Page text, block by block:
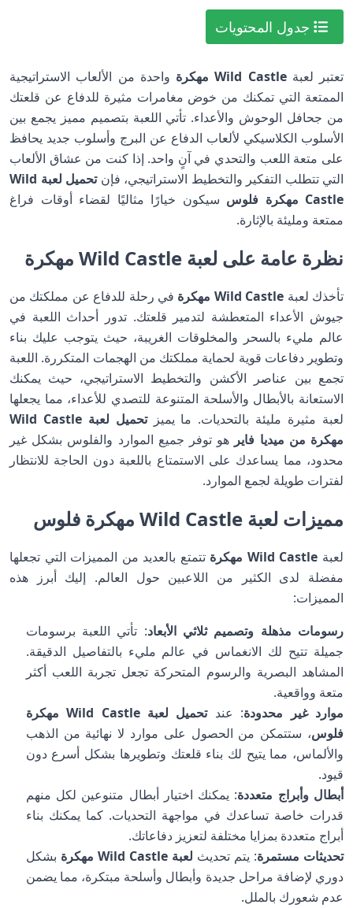
جدول المحتويات
تعتبر لعبةWild Castle مهكرة
واحدة من الألعاب الاستراتيجية
الممتعة التي تمكنك من خوض مغامرات مثيرة للدفاع عن قلعتك
من جحافل الوحوش والأعداء. تأتي اللعبة بتصميم مميز يجمع بين
الأسلوب الكلاسيكي لألعاب الدفاع عن البرج وأسلوب جديد يحافظ
على متعة اللعب والتحدي في آنٍ واحد. إذا كنت من عشاق الألعاب
التي تتطلب التفكير والتخطيط الاستراتيجي، فإن
تحميل لعبة Wild
Castle مهكرة فلوس
سيكون خيارًا مثاليًا لقضاء أوقات فراغ
ممتعة ومليئة بالإثارة.
نظرة عامة على لعبة Wild Castle مهكرة
تأخذك لعبة Wild Castle مهكرة
في رحلة للدفاع عن مملكتك من
جيوش الأعداء المتعطشة لتدمير قلعتك. تدور أحداث اللعبة في
عالم مليء بالسحر والمخلوقات الغريبة، حيث يتوجب عليك بناء
وتطوير دفاعات قوية لحماية مملكتك من الهجمات المتكررة. اللعبة
تجمع بين عناصر الأكشن والتخطيط الاستراتيجي، حيث يمكنك
الاستعانة بالأبطال والأسلحة المتنوعة للتصدي للأعداء، مما يجعلها
لعبة مثيرة مليئة بالتحديات. ما يميز
تحميل لعبة Wild Castle
مهكرة من ميديا فاير هو توفر جميع الموارد والفلوس بشكل غير
محدود، مما يساعدك على الاستمتاع باللعبة دون الحاجة للانتظار
لفترات طويلة لجمع الموارد.
مميزات لعبة Wild Castle مهكرة فلوس
لعبة Wild Castle مهكرة
تتمتع بالعديد من المميزات التي تجعلها
مفضلة لدى الكثير من اللاعبين حول العالم. إليك أبرز هذه
المميزات:
رسومات مذهلة وتصميم ثلاثي الأبعاد: تأتي اللعبة برسومات
جميلة تتيح لك الانغماس في عالم مليء بالتفاصيل الدقيقة.
المشاهد البصرية والرسوم المتحركة تجعل تجربة اللعب أكثر
متعة وواقعية.
موارد غير محدودة: عند
تحميل لعبة Wild Castle مهكرة
فلوس، ستتمكن من الحصول على موارد لا نهائية من الذهب
والألماس، مما يتيح لك بناء قلعتك وتطويرها بشكل أسرع دون
قيود.
أبطال وأبراج متعددة: يمكنك اختيار أبطال متنوعين لكل منهم
قدرات خاصة تساعدك في مواجهة التحديات. كما يمكنك بناء
أبراج متعددة بمزايا مختلفة لتعزيز دفاعاتك.
تحديثات مستمرة: يتم تحديث لعبة Wild Castle مهكرة
بشكل
دوري لإضافة مراحل جديدة وأبطال وأسلحة مبتكرة، مما يضمن
عدم شعورك بالملل.